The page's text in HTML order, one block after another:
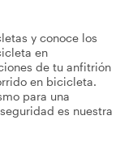
y conoce los
en
de tu anfitrión
en bicicleta.
para una
es nuestra